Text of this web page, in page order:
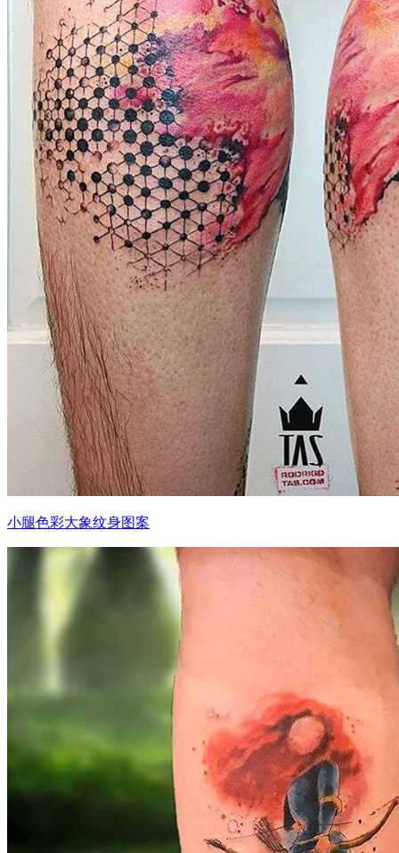
小腿色彩大象纹身图案